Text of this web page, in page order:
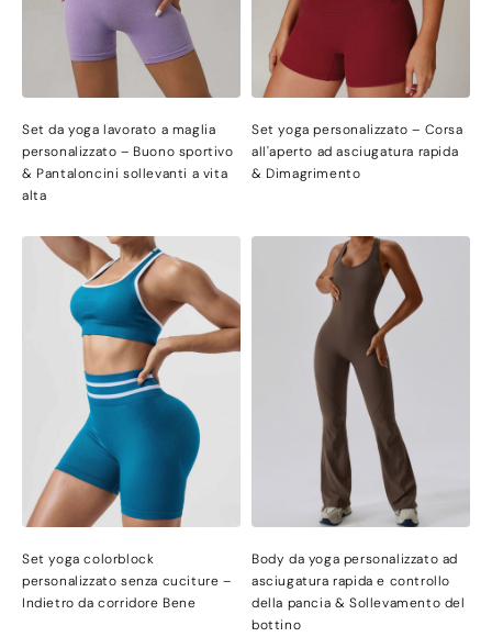
Set da yoga lavorato a maglia
personalizzato – Buono sportivo
& Pantaloncini sollevanti a vita
alta
Set yoga personalizzato – Corsa
all'aperto ad asciugatura rapida
& Dimagrimento
Set yoga colorblock
personalizzato senza cuciture –
Indietro da corridore Bene
Body da yoga personalizzato ad
asciugatura rapida e controllo
della pancia & Sollevamento del
bottino